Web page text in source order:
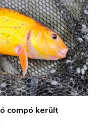
compó került